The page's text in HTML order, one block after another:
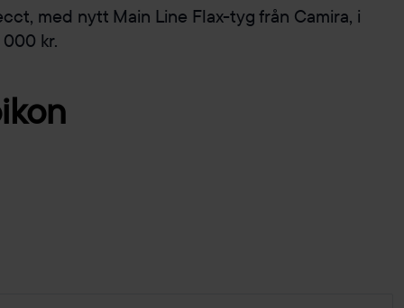
med nytt Main Line Flax-tyg från Camira, i
kr.